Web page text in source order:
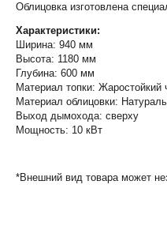
Облицовка изготовлена
Характеристики:
Ширина: 940 мм
Высота: 1180 мм
Глубина: 600 мм
Материал топки: Жаростойкий
Материал облицовки:
Выход дымохода: сверху
Мощность: 10 кВт
*Внешний вид товара может